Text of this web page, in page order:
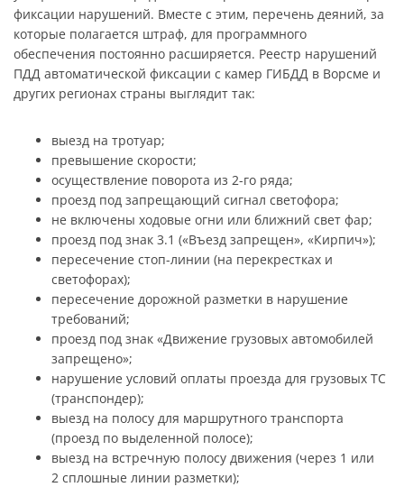
фиксации нарушений. Вместе с этим, перечень деяний, за
которые полагается штраф, для программного
обеспечения постоянно расширяется. Реестр нарушений
ПДД автоматической фиксации с камер ГИБДД в Ворсме и
других регионах страны выглядит так:
выезд на тротуар;
превышение скорости;
осуществление поворота из 2-го ряда;
проезд под запрещающий сигнал светофора;
не включены ходовые огни или ближний свет фар;
проезд под знак 3.1 («Въезд запрещен», «Кирпич»);
пересечение стоп-линии (на перекрестках и
светофорах);
пересечение дорожной разметки в нарушение
требований;
проезд под знак «Движение грузовых автомобилей
запрещено»;
нарушение условий оплаты проезда для грузовых ТС
(транспондер);
выезд на полосу для маршрутного транспорта
(проезд по выделенной полосе);
выезд на встречную полосу движения (через 1 или
2 сплошные линии разметки);